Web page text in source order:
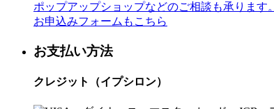
ポップアップショップなどのご相談も承ります。
お申込みフォームもこちら
お支払い方法
クレジット（イプシロン）